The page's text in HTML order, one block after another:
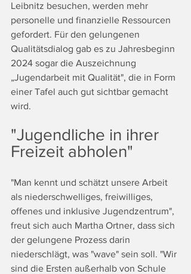
Leibnitz besuchen, werden mehr
personelle und finanzielle Ressourcen
gefordert. Für den gelungenen
Qualitätsdialog gab es zu Jahresbeginn
2024 sogar die Auszeichnung
„Jugendarbeit mit Qualität", die in Form
einer Tafel auch gut sichtbar gemacht
wird.
"Jugendliche in ihrer
Freizeit abholen"
"Man kennt und schätzt unsere Arbeit
als niederschwelliges, freiwilliges,
offenes und inklusive Jugendzentrum",
freut sich auch Martha Ortner, dass sich
der gelungene Prozess darin
niederschlägt, was "wave" sein soll. "Wir
sind die Ersten außerhalb von Schule